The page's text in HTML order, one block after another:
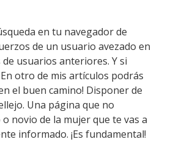
en tu navegador de
de un usuario avezado en
usuarios anteriores. Y si
otro de mis artículos podrás
el buen camino! Disponer de
Una página que no
novio de la mujer que te vas a
informado. ¡Es fundamental!